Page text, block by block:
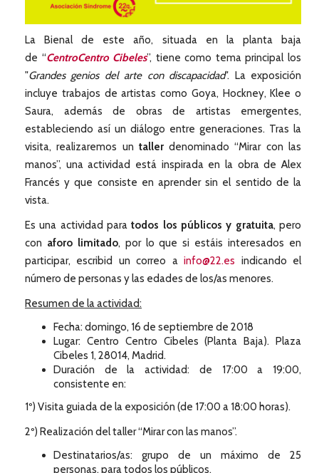
La Bienal de este año, situada en la planta baja
de “CentroCentro Cibeles”, tiene como tema principal los
"Grandes genios del arte con discapacidad". La exposición
incluye trabajos de artistas como Goya, Hockney, Klee o
Saura, además de obras de artistas emergentes,
estableciendo así un diálogo entre generaciones. Tras la
visita, realizaremos un tallerdenominado “Mirar con las
manos”, una actividad está inspirada en la obra de Alex
Francés y que consiste en aprender sin el sentido de la
vista.
Es una actividad paratodos los públicos y gratuita, pero
con aforo limitado, por lo que si estáis interesados en
participar, escribid un correo ainfo@22.es indicando el
número de personas y las edades de los/as menores.
Resumen de la actividad:
Fecha: domingo, 16 de septiembre de 2018
Lugar: Centro Centro Cibeles (Planta Baja). Plaza
Cibeles 1, 28014, Madrid.
Duración de la actividad: de 17:00 a 19:00,
consistente en:
1º) Visita guiada de la exposición (de 17:00 a 18:00 horas).
2º) Realización del taller “Mirar con las manos”.
Destinatarios/as: grupo de un máximo de 25
personas, para todos los públicos.